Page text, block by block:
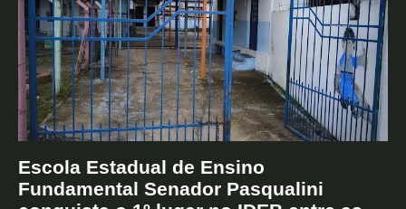
Escola Estadual de Ensino
Fundamental Senador Pasqualini